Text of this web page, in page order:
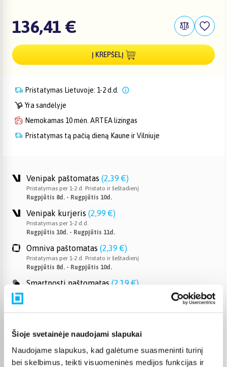
Šioje svetainėje naudojami slapukai
Naudojame slapukus, kad galėtume suasmeninti turinį
bei skelbimus, teikti visuomeninės medijos funkcijas ir
136,41 €
Į KREPŠELĮ
Pristatymas Lietuvoje: 1-2 d.d.
Yra sandėlyje
Nemokamas 10 mėn. ARTEA lizingas
Pristatymas tą pačią dieną Kaune ir Vilniuje
Venipak paštomatas (2,39 €)
Pristatymas per 1-2 d. Pristato ir šeštadienį
Rugpjūtis 8d. - Rugpjūtis 10d.
Venipak kurjeris (2,99 €)
Pristatymas per 1-2 d.d.
Rugpjūtis 10d. - Rugpjūtis 11d.
Omniva paštomatas (2,39 €)
Pristatymas per 1-2 d. Pristato ir šeštadienį
Rugpjūtis 8d. - Rugpjūtis 10d.
Smartposti paštomatas (2,19 €)
Rugpjūtis 10d. - Rugpjūtis 11d.
DPD paštomatas 3,99 €)
Pristatymas per 1-2 d. Pristato ir šeštadienį